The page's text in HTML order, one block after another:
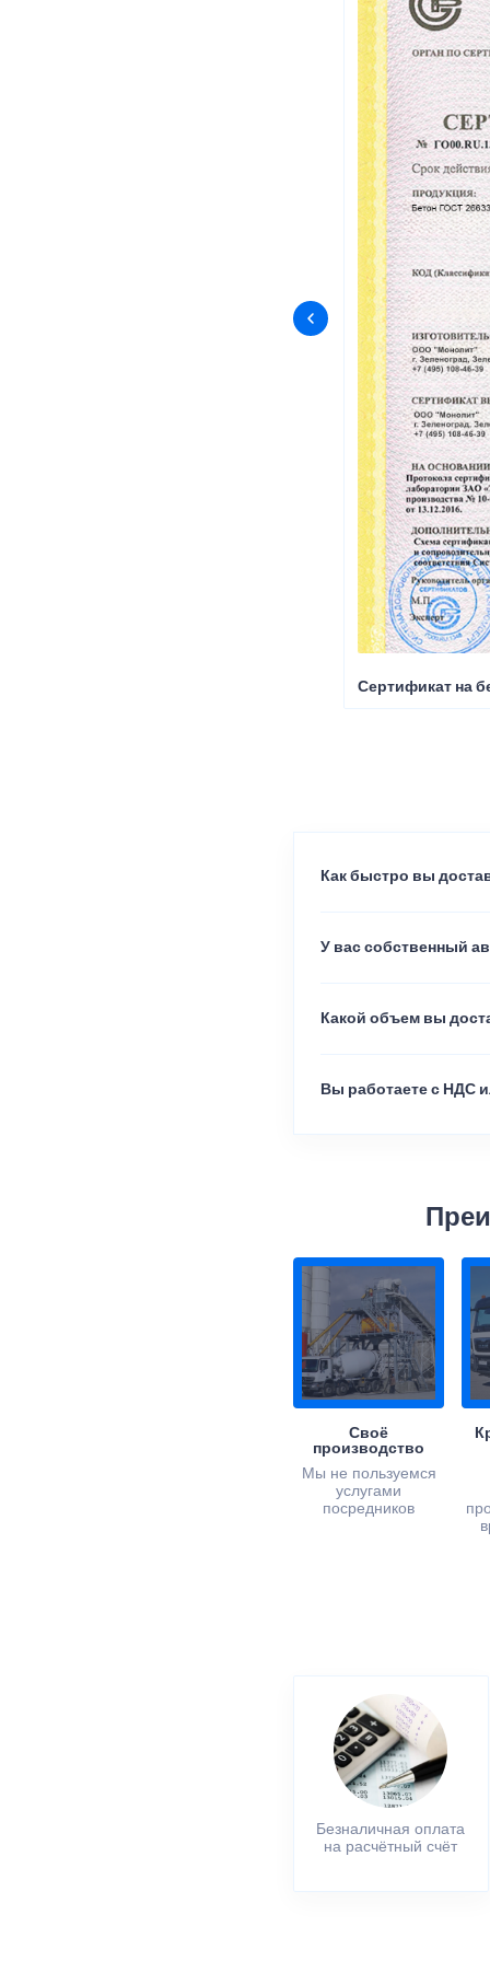
Сертификат на
Как быстро вы
У вас собственный
Какой объем вы
Вы работаете с НДС
Своё
производство
Мы не пользуемся
услугами
посредников
Безналичная оплата
на расчётный счёт